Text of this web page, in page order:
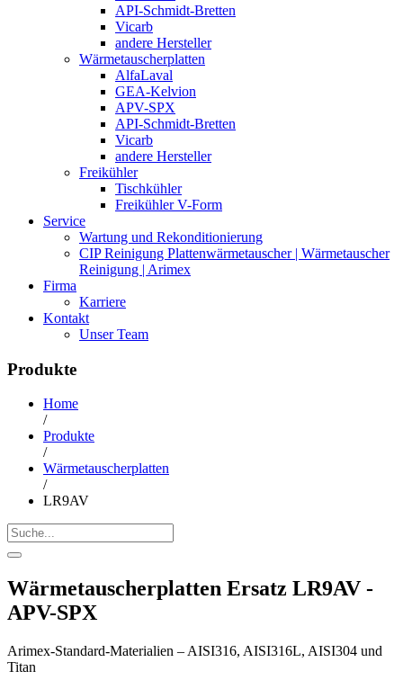
API-Schmidt-Bretten
Vicarb
andere Hersteller
Wärmetauscherplatten
AlfaLaval
GEA-Kelvion
APV-SPX
API-Schmidt-Bretten
Vicarb
andere Hersteller
Freikühler
Tischkühler
Freikühler V-Form
Service
Wartung und Rekonditionierung
CIP Reinigung Plattenwärmetauscher | Wärmetauscher
Reinigung | Arimex
Firma
Karriere
Kontakt
Unser Team
Produkte
Home
/
Produkte
/
Wärmetauscherplatten
/
LR9AV
Wärmetauscherplatten Ersatz LR9AV -
APV-SPX
Arimex-Standard-Materialien – AISI316, AISI316L, AISI304 und
Titan